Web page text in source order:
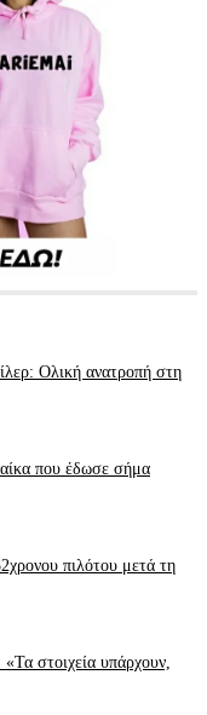
Ολική ανατροπή στη
που έδωσε σήμα
πιλότου μετά τη
στοιχεία υπάρχουν,